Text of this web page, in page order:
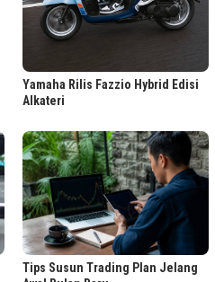
Yamaha Rilis Fazzio Hybrid Edisi
Alkateri
Tips Susun Trading Plan Jelang